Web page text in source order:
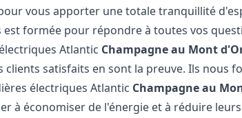
vous apporter une totale tranquillité
formée pour répondre à toutes vos
Atlantic Champagne au Mont
clients satisfaits en sont la preuve. Ils nous
électriques Atlantic Champagne au
à économiser de l'énergie et à réduire